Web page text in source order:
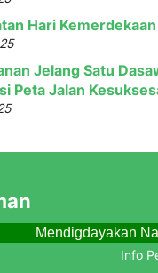
Hari Kemerdekaan
Jelang Satu
Peta Jalan
Mendigdayakan
Info